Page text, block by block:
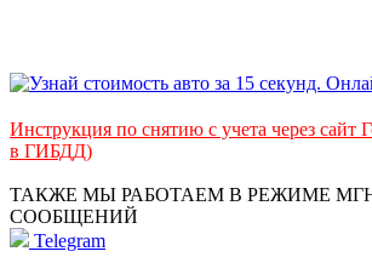
Инструкция по снятию с учета через сайт
в ГИБДД)
ТАКЖЕ МЫ РАБОТАЕМ В РЕЖИМЕ
СООБЩЕНИЙ
Telegram